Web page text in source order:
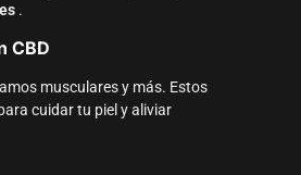
.
CBD
musculares y más. Estos
cuidar tu piel y aliviar